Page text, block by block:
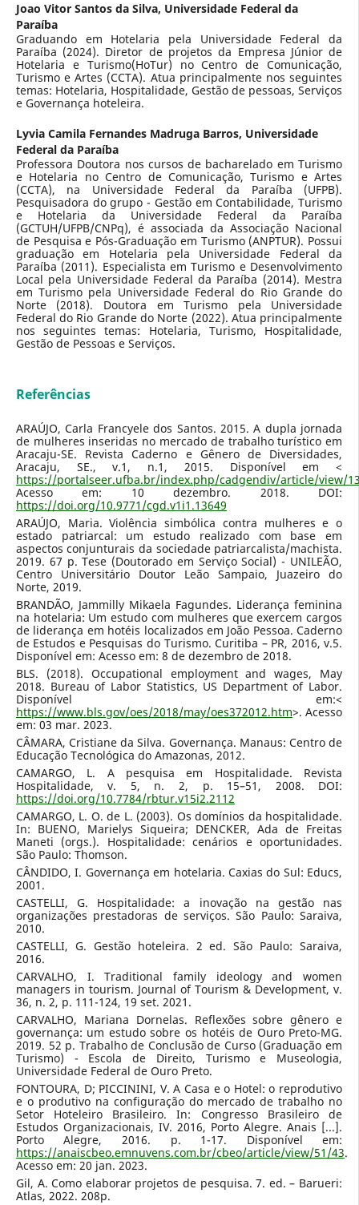
Joao Vitor Santos da Silva, Universidade Federal da
Paraíba
Graduando em Hotelaria pela Universidade Federal da
Paraíba (2024). Diretor de projetos da Empresa Júnior de
Hotelaria e Turismo(HoTur) no Centro de Comunicação,
Turismo e Artes (CCTA). Atua principalmente nos seguintes
temas: Hotelaria, Hospitalidade, Gestão de pessoas, Serviços
e Governança hoteleira.
Lyvia Camila Fernandes Madruga Barros, Universidade
Federal da Paraíba
Professora Doutora nos cursos de bacharelado em Turismo
e Hotelaria no Centro de Comunicação, Turismo e Artes
(CCTA), na Universidade Federal da Paraíba (UFPB).
Pesquisadora do grupo - Gestão em Contabilidade, Turismo
e Hotelaria da Universidade Federal da Paraíba
(GCTUH/UFPB/CNPq), é associada da Associação Nacional
de Pesquisa e Pós-Graduação em Turismo (ANPTUR). Possui
graduação em Hotelaria pela Universidade Federal da
Paraíba (2011). Especialista em Turismo e Desenvolvimento
Local pela Universidade Federal da Paraíba (2014). Mestra
em Turismo pela Universidade Federal do Rio Grande do
Norte (2018). Doutora em Turismo pela Universidade
Federal do Rio Grande do Norte (2022). Atua principalmente
nos seguintes temas: Hotelaria, Turismo, Hospitalidade,
Gestão de Pessoas e Serviços.
Referências
ARAÚJO, Carla Francyele dos Santos. 2015. A dupla jornada
de mulheres inseridas no mercado de trabalho turístico em
Aracaju-SE. Revista Caderno e Gênero de Diversidades,
Aracaju, SE., v.1, n.1, 2015. Disponível em <
https://portalseer.ufba.br/index.php/cadgendiv/article/view/
Acesso em: 10 dezembro. 2018. DOI:
https://doi.org/10.9771/cgd.v1i1.13649
ARAÚJO, Maria. Violência simbólica contra mulheres e o
estado patriarcal: um estudo realizado com base em
aspectos conjunturais da sociedade patriarcalista/machista.
2019. 67 p. Tese (Doutorado em Serviço Social) - UNILEÃO,
Centro Universitário Doutor Leão Sampaio, Juazeiro do
Norte, 2019.
BRANDÃO, Jammilly Mikaela Fagundes. Liderança feminina
na hotelaria: Um estudo com mulheres que exercem cargos
de liderança em hotéis localizados em João Pessoa. Caderno
de Estudos e Pesquisas do Turismo. Curitiba – PR, 2016, v.5.
Disponível em: Acesso em: 8 de dezembro de 2018.
BLS. (2018). Occupational employment and wages, May
2018. Bureau of Labor Statistics, US Department of Labor.
Disponível em:<
https://www.bls.gov/oes/2018/may/oes372012.htm>. Acesso
em: 03 mar. 2023.
CÂMARA, Cristiane da Silva. Governança. Manaus: Centro de
Educação Tecnológica do Amazonas, 2012.
CAMARGO, L. A pesquisa em Hospitalidade. Revista
Hospitalidade, v. 5, n. 2, p. 15–51, 2008. DOI:
https://doi.org/10.7784/rbtur.v15i2.2112
CAMARGO, L. O. de L. (2003). Os domínios da hospitalidade.
In: BUENO, Marielys Siqueira; DENCKER, Ada de Freitas
Maneti (orgs.). Hospitalidade: cenários e oportunidades.
São Paulo: Thomson.
CÂNDIDO, I. Governança em hotelaria. Caxias do Sul: Educs,
2001.
CASTELLI, G. Hospitalidade: a inovação na gestão nas
organizações prestadoras de serviços. São Paulo: Saraiva,
2010.
CASTELLI, G. Gestão hoteleira. 2 ed. São Paulo: Saraiva,
2016.
CARVALHO, I. Traditional family ideology and women
managers in tourism. Journal of Tourism & Development, v.
36, n. 2, p. 111-124, 19 set. 2021.
CARVALHO, Mariana Dornelas. Reflexões sobre gênero e
governança: um estudo sobre os hotéis de Ouro Preto-MG.
2019. 52 p. Trabalho de Conclusão de Curso (Graduação em
Turismo) - Escola de Direito, Turismo e Museologia,
Universidade Federal de Ouro Preto.
FONTOURA, D; PICCININI, V. A Casa e o Hotel: o reprodutivo
e o produtivo na configuração do mercado de trabalho no
Setor Hoteleiro Brasileiro. In: Congresso Brasileiro de
Estudos Organizacionais, IV. 2016, Porto Alegre. Anais [...].
Porto Alegre, 2016. p. 1-17. Disponível em:
https://anaiscbeo.emnuvens.com.br/cbeo/article/view/51/43.
Acesso em: 20 jan. 2023.
Gil, A. Como elaborar projetos de pesquisa. 7. ed. – Barueri:
Atlas, 2022. 208p.